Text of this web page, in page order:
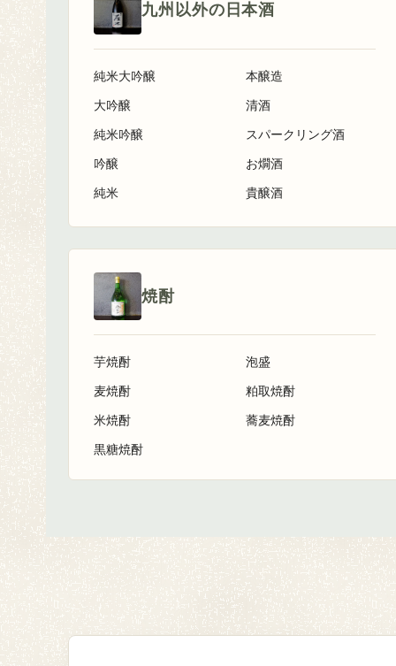
九州以外の日本酒
純米大吟醸
大吟醸
純米吟醸
吟醸
純米
本醸造
清酒
スパークリング酒
お燗酒
貴醸酒
焼酎
芋焼酎
麦焼酎
米焼酎
黒糖焼酎
泡盛
粕取焼酎
蕎麦焼酎